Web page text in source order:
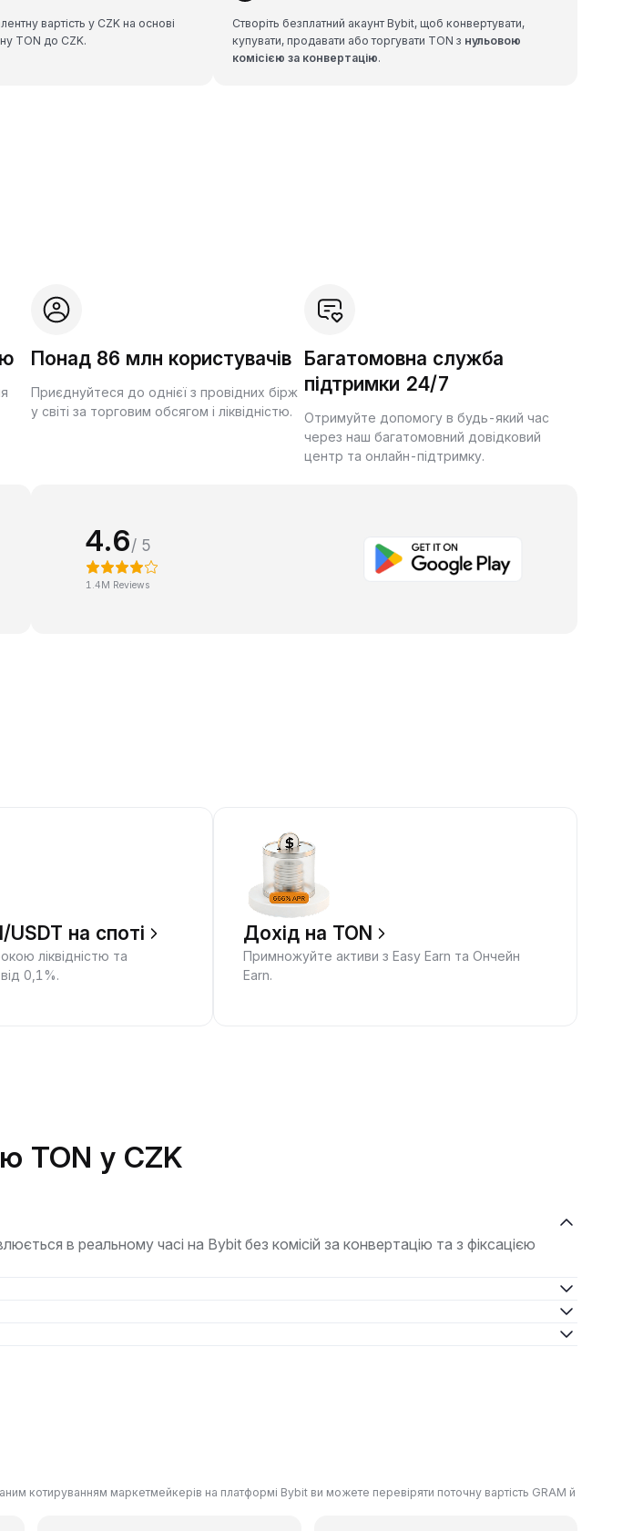
вартість у CZK на основі
TON до CZK.
Створіть безплатний акаунт Bybit, щоб конвертувати,
купувати, продавати або торгувати TON з нульовою
комісією за конвертацію.
Понад 86 млн користувачів
Приєднуйтеся до однієї з провідних бірж
у світі за торговим обсягом і ліквідністю.
Багатомовна служба
підтримки 24/7
Отримуйте допомогу в будь-який час
через наш багатомовний довідковий
центр та онлайн-підтримку.
4.6/ 5
1.4M Reviews
USDT на споті
ліквідністю та
0,1%.
Дохід на TON
Примножуйте активи з Easy Earn та Ончейн
Earn.
TON у CZK
в реальному часі на Bybit без комісій за конвертацію та з фіксацією
котируванням маркетмейкерів на платформі Bybit ви можете перевіряти поточну вартість GRAM й